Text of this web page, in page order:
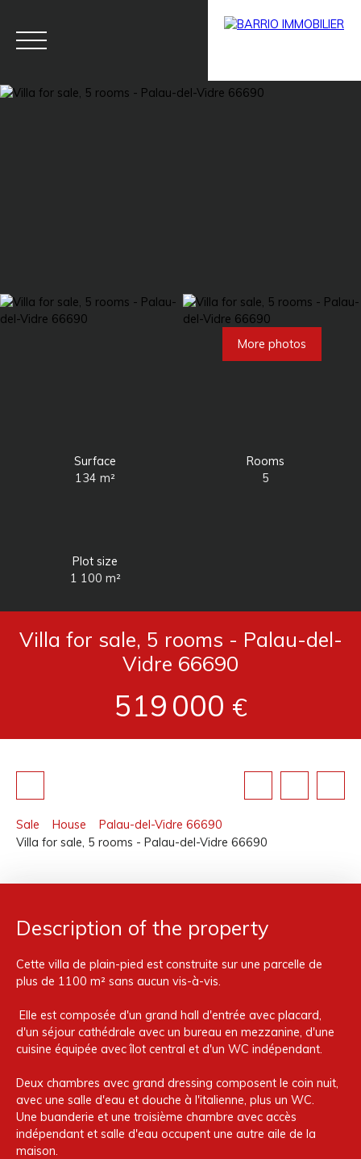
More photos
Surface
134m²
Rooms
5
Plot size
1 100 m²
Villa for sale, 5 rooms - Palau-del-
Vidre 66690
519 000 €
Sale House
Palau-del-Vidre 66690
Villa for sale, 5 rooms - Palau-del-Vidre 66690
Description of the property
Cette villa de plain-pied est construite sur une parcelle de
plus de 1100 m² sans aucun vis-à-vis.
Elle est composée d'un grand hall d'entrée avec placard,
d'un séjour cathédrale avec un bureau en mezzanine, d'une
cuisine équipée avec îlot central et d'un WC indépendant.
Deux chambres avec grand dressing composent le coin nuit,
avec une salle d'eau et douche à l'italienne, plus un WC.
Une buanderie et une troisième chambre avec accès
indépendant et salle d'eau occupent une autre aile de la
maison.